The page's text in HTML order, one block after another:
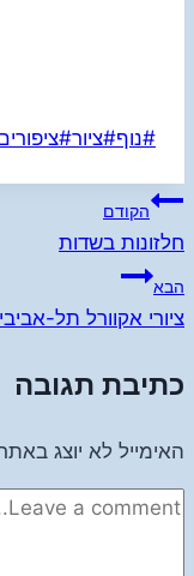
Post
#נוף#ציור#
ניווט
הקודם
חלזונות בשדות
הבא
ציורי אקוורל תל-
כתיבת תגובה
האימייל לא יוצג